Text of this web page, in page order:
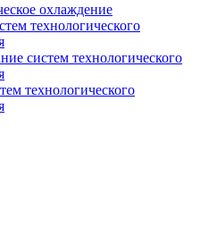
охлаждение
технологического
систем технологического
технологического